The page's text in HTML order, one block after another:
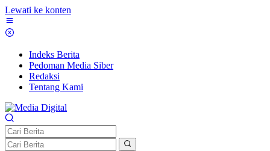
Lewati ke konten
Indeks Berita
Pedoman Media Siber
Redaksi
Tentang Kami